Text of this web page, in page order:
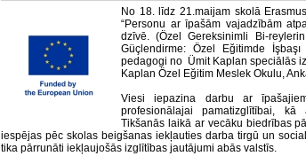
No 18. līdz 21.maijam skolā
“Personu ar īpašām vajadzībām
dzīvē. (Özel Gereksinimli Bi-
Güçlendirme: Özel Eğitimde
pedagogi no Ümit Kaplan speciālās
Kaplan Özel Eğitim Meslek Okulu,
Viesi iepazina darbu ar
profesionālajai pamatizglītībai,
Tikšanās laikā ar vecāku biedrības
iespējas pēc skolas beigšanas iekļauties darba tirgū un
tika pārrunāti iekļaujošās izglītības jautājumi abās valstīs.